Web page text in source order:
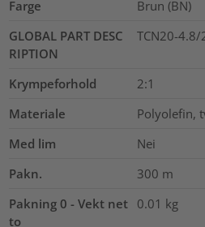
Farge
Brun (BN)
GLOBAL PART DESC
RIPTION
TCN20-4.8/
Krympeforhold
2:1
Materiale
Polyolefin,
Med lim
Nei
Pakn.
300 m
Pakning 0 - Vekt net
to
0.01 kg